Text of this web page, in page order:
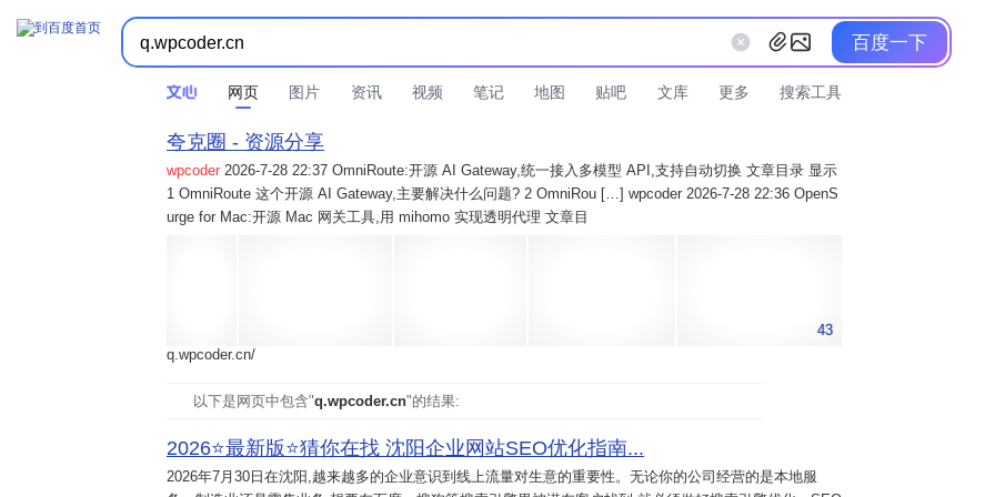
百度一下
网页 图片 资讯 视频 笔记 地图 贴吧 文库 更多 搜索工具
夸克圈 - 资源分享
wpcoder 2026-7-28 22:37 OmniRoute:开源 AI Gateway,统一接入多模型 API,支持自动切换 文章目录 显示
1 OmniRoute 这个开源 AI Gateway,主要解决什么问题? 2 OmniRou […] wpcoder 2026-7-28 22:36 OpenS
urge for Mac:开源 Mac 网关工具,用 mihomo 实现透明代理 文章目
43
q.wpcoder.cn/
以下是网页中包含"q.wpcoder.cn"的结果:
2026⭐️最新版⭐️猜你在找 沈阳企业网站SEO优化指南...
2026年7月30日在沈阳,越来越多的企业意识到线上流量对生意的重要性。无论你的公司经营的是本地服